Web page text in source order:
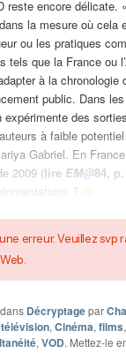
reste encore délicate.
la mesure où cela
ou les pratiques
tels que la France ou
à la chronologie
public. Dans
des
à faible potentiel
Gabriel. En
2009 (lire EM@84,
? @
erreur. Veuillez svp
Décryptagepar
,Cinéma,films,
,VOD. Mettez-le